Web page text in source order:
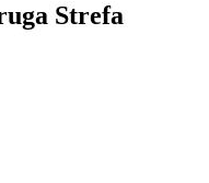
Strefa